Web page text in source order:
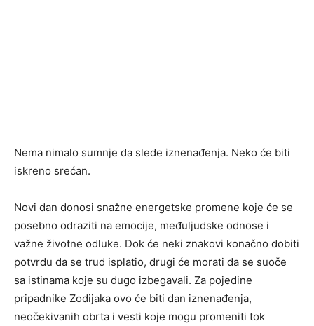
Nema nimalo sumnje da slede iznenađenja. Neko će biti
iskreno srećan.
Novi dan donosi snažne energetske promene koje će se
posebno odraziti na emocije, međuljudske odnose i
važne životne odluke. Dok će neki znakovi konačno dobiti
potvrdu da se trud isplatio, drugi će morati da se suoče
sa istinama koje su dugo izbegavali. Za pojedine
pripadnike Zodijaka ovo će biti dan iznenađenja,
neočekivanih obrta i vesti koje mogu promeniti tok